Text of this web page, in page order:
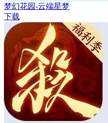
梦幻花园-云端星梦
下载